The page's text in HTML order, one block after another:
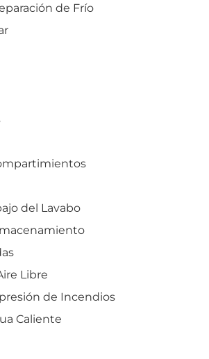
de Frío
del Lavabo
Libre
de Incendios
Caliente